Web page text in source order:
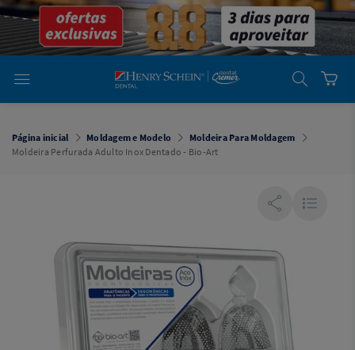
emDental
Cremer -
Henry Schein
Laboratório
Laboratório
Cremer -
Henry Schein
Você está
Dental
Cremer
Simples
Dental
Software
Odontológico
Página inicial Moldagem e Modelo
Moldeira Para Moldagem
Moldeira Perfurada Adulto Inox Dentado - Bio-Art